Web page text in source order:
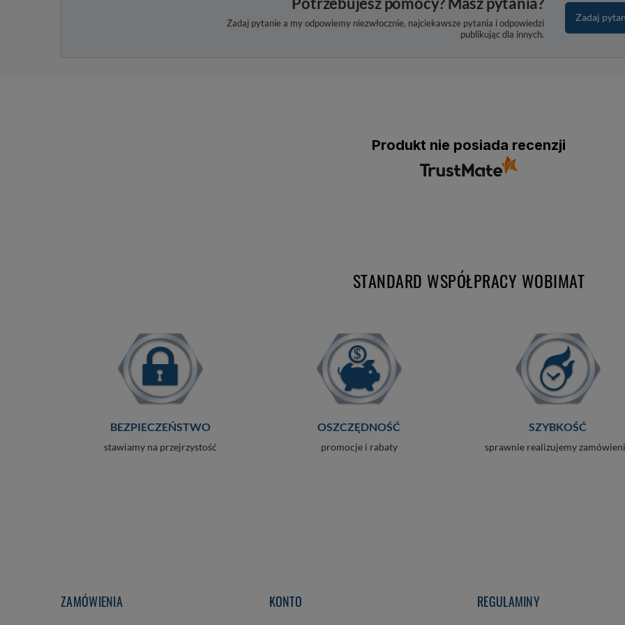
Zadaj pytanie a my odpowiemy niezwłocznie, najciekawsze pytania i odpowiedzi
publikując dla innych.
Zadaj
Produkt nie posiada recenzji
STANDARD WSPÓŁPRACY WOBIMAT
BEZPIECZEŃSTWO
stawiamy na przejrzystość
OSZCZĘDNOŚĆ
promocje i rabaty
SZYBKOŚĆ
sprawnie realizujemy
ZAMÓWIENIA KONTO REGULAMINY